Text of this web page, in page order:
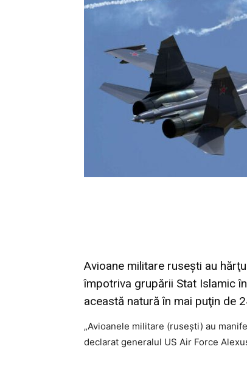
Avioane militare ruseşti au
împotriva grupării Stat Islamic
această natură în mai puţin de
„Avioanele militare (ruseşti) au
declarat generalul US Air Force